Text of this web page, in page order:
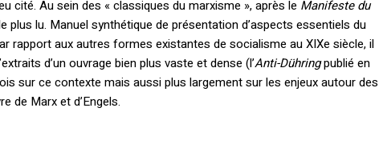
cité. Au sein des « classiques du marxisme », après le Manifeste du
plus lu. Manuel synthétique de présentation d’aspects essentiels du
rapport aux autres formes existantes de socialisme au XIXe siècle, il
d’un ouvrage bien plus vaste et dense (l’Anti-Dühringpublié en
sur ce contexte mais aussi plus largement sur les enjeux autour des
de Marx et d’Engels.